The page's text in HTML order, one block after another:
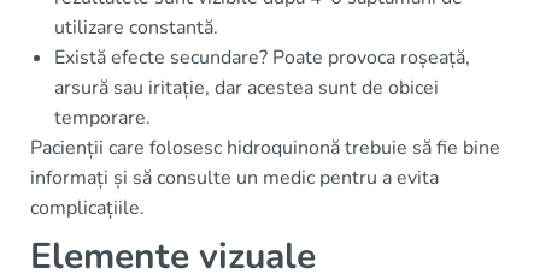
utilizare constantă.
Există efecte secundare? Poate provoca roșeață,
arsură sau iritație, dar acestea sunt de obicei
temporare.
Pacienții care folosesc hidroquinonă trebuie să fie bine
informați și să consulte un medic pentru a evita
complicațiile.
Elemente vizuale